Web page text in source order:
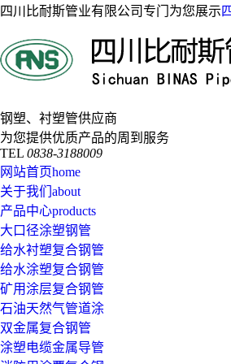
四川比耐斯管业有限公司专门为您展示
钢塑、衬塑管供应商
为您提供优质产品的周到服务
TEL 0838-3188009
网站首页home
关于我们 about
产品中心products
大口径涂塑钢管
给水衬塑复合钢管
给水涂塑复合钢管
矿用涂层复合钢管
石油天然气管道涂
双金属复合钢管
涂塑电缆金属导管